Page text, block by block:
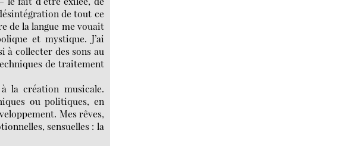
de tout ce
de la langue me vouait
et mystique. J’ai
à collecter des sons au
de traitement
la création musicale.
ou politiques, en
Mes rêves,
sensuelles : la